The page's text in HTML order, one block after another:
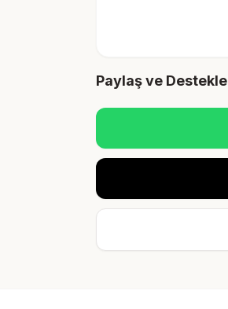
Paylaş ve Destekle